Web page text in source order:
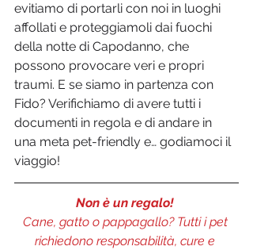
evitiamo di portarli con noi in luoghi
affollati e proteggiamoli dai fuochi
della notte di Capodanno, che
possono provocare veri e propri
traumi. E se siamo in partenza con
Fido? Verifichiamo di avere tutti i
documenti in regola e di andare in
una meta pet-friendly e… godiamoci il
viaggio!
Non è un regalo!
Cane, gatto o pappagallo? Tutti i pet
richiedono responsabilità, cure e